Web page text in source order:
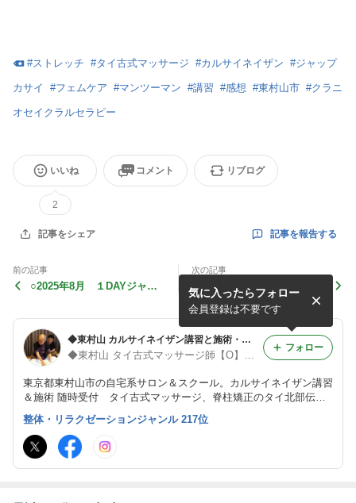
#ストレッチ #タイ古式マッサージ #カルサイネイザン #ジャップ
カサイ #フェムケア #マンツーマン #講習 #感想 #東村山市 #クラニ
オセイクラルセラピー
いいね
2
コメント リブログ
記事をシェア 記事を報告する
前の記事
○2025年8月 １DAYジャッ
次の記事
●0歳からの妊活@秋田
◆東村山 カルサイネイザン講習と施術・ジャップカサイ・タイ古式・トークセン・妊活施術・内臓整体◆
東京都東村山市の自宅系サロン＆スクール。カルサイネイザン講習
＆施術 随時受付 タイ古式マッサージ、脊柱矯正のタイ北部伝統
療法トークセンジャットクラドゥーク、ジャップカサイ施術可能
タイ古式サロンの中でも特に妊活、逆子、ファステイング、美容整
体に特化！
気に入ったらフォロー
会員登録は不要です
フォロー
整体・リラクゼーションジャンル 217位